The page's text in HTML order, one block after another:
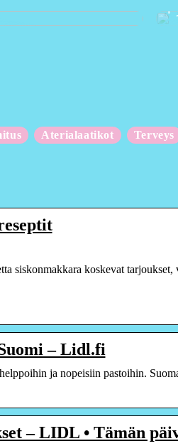
Aterialaatikot Terveys
siskonmakkara koskevat
– Lidl.fi
ja nopeisiin pastoihin.
– LIDL • Tämän